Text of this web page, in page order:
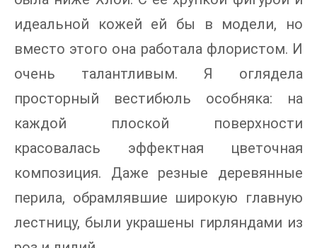
идеальной кожей ей бы в модели, но
вместо этого она работала флористом. И
очень талантливым. Я оглядела
просторный вестибюль особняка: на
каждой плоской поверхности
красовалась эффектная цветочная
композиция. Даже резные деревянные
перила, обрамлявшие широкую главную
лестницу, были украшены гирляндами из